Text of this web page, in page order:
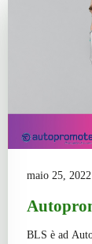
maio 25, 2022
BLS è ad